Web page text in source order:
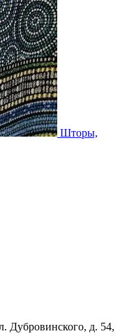
Шторы,
Дубровинского, д. 54,